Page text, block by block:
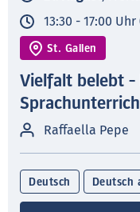
13:30 - 17:00 Uhr
St. Gallen
Vielfalt belebt -
Raffaella Pepe
Deutsch Deutsch